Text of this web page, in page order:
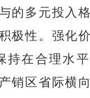
的多元投入
极性。强化价
持在合理水
销区省际横